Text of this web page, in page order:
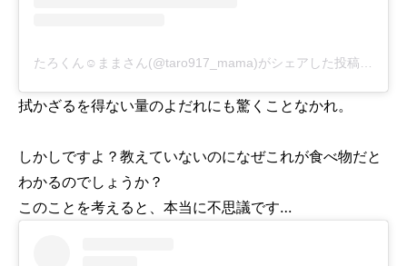
たろくん☺︎ままさん(@taro917_mama)がシェアした投稿
-
拭かざるを得ない量のよだれにも驚くことなかれ。
しかしですよ？教えていないのになぜこれが食べ物だと
わかるのでしょうか？
このことを考えると、本当に不思議です…